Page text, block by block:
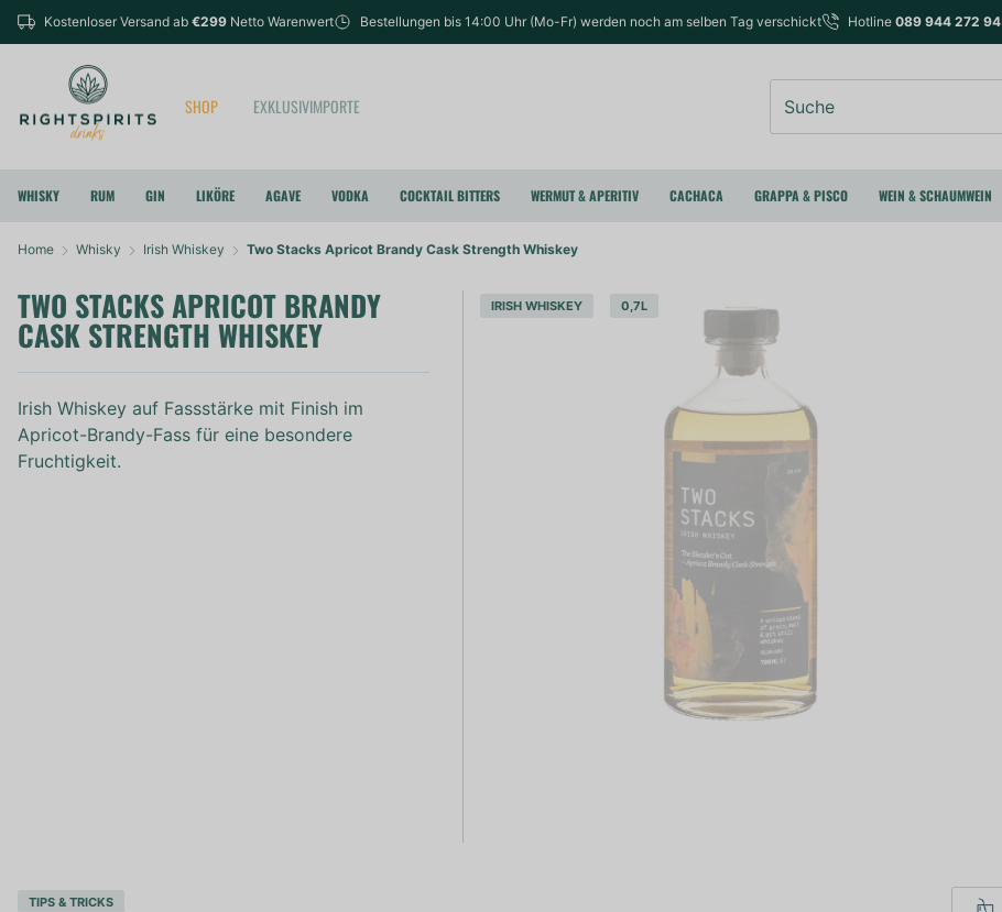
Kostenloser Versand ab €299 Netto Warenwert Bestellungen bis 14:00 Uhr (Mo-Fr) werden noch am selben Tag verschickt Hotline 089 944 272 94
SHOP EXKLUSIVIMPORTE
WHISKY RUM GIN LIKÖRE AGAVE VODKA COCKTAIL BITTERS WERMUT & APERITIV CACHACA GRAPPA & PISCO WEIN & SCHAUMWEIN
Home Whisky Irish Whiskey Two Stacks Apricot Brandy Cask Strength Whiskey
TWO STACKS APRICOT BRANDY
CASK STRENGTH WHISKEY
Irish Whiskey auf Fassstärke mit Finish im
Apricot-Brandy-Fass für eine besondere
Fruchtigkeit.
IRISH WHISKEY 0,7L
TIPS & TRICKS